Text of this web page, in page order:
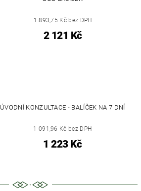
1 893,75 Kč bez DPH
2 121 Kč
ÚVODNÍ KONZULTACE - BALÍČEK NA 7 DNÍ
1 091,96 Kč bez DPH
1 223 Kč